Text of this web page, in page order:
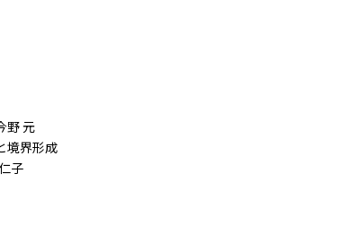
野 元
境界形成